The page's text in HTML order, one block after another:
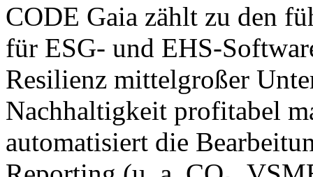
CODE Gaia zählt zu den
für ESG- und EHS-
Resilienz mittelgroßer
Nachhaltigkeit profitabel
automatisiert die